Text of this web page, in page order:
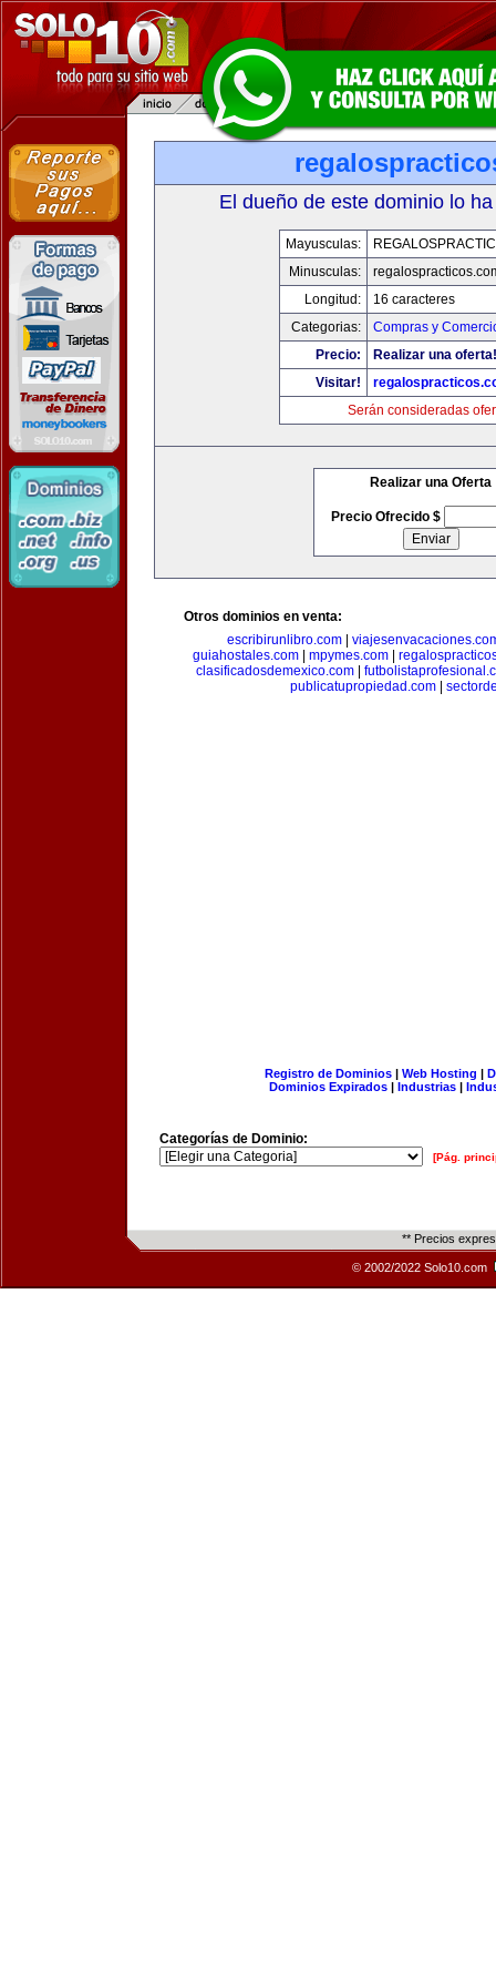
El dueño de este dominio lo
Mayusculas:
Minusculas:
Longitud:
16 caracteres
Categorias:
Compras y
Precio:
Realizar una oferta!
Visitar!
Serán consideradas
Realizar una Oferta
Precio Ofrecido $
Otros dominios en venta:
escribirunlibro.com
guiahostales.com| mpymes.com|
clasificadosdemexico.com|
publicatupropiedad.com
Registro de Dominios| Web Hosting |
Dominios Expirados | Industrias |
Categorías de Dominio:
[Pág.
** Precios
© 2002/2022 Solo10.com